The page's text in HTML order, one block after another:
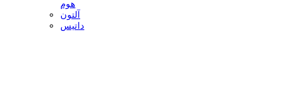
هوم
آلتون
داتیس